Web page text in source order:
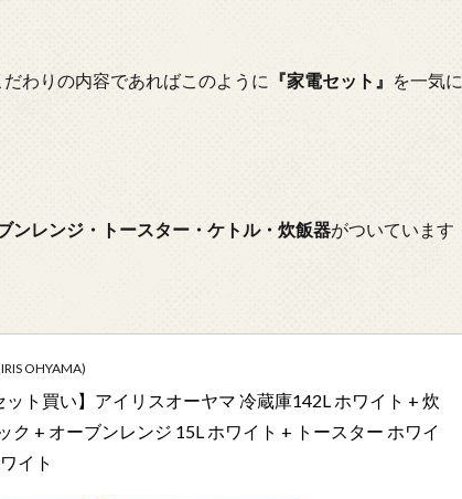
わりの内容であればこのように 『家電セット』 を一気に
ンレンジ・トースター・ケトル・炊飯器がついています
OHYAMA)
ット買い】アイリスオーヤマ 冷蔵庫142L ホワイト + 炊
ク + オーブンレンジ 15L ホワイト + トースター ホワイ
イト